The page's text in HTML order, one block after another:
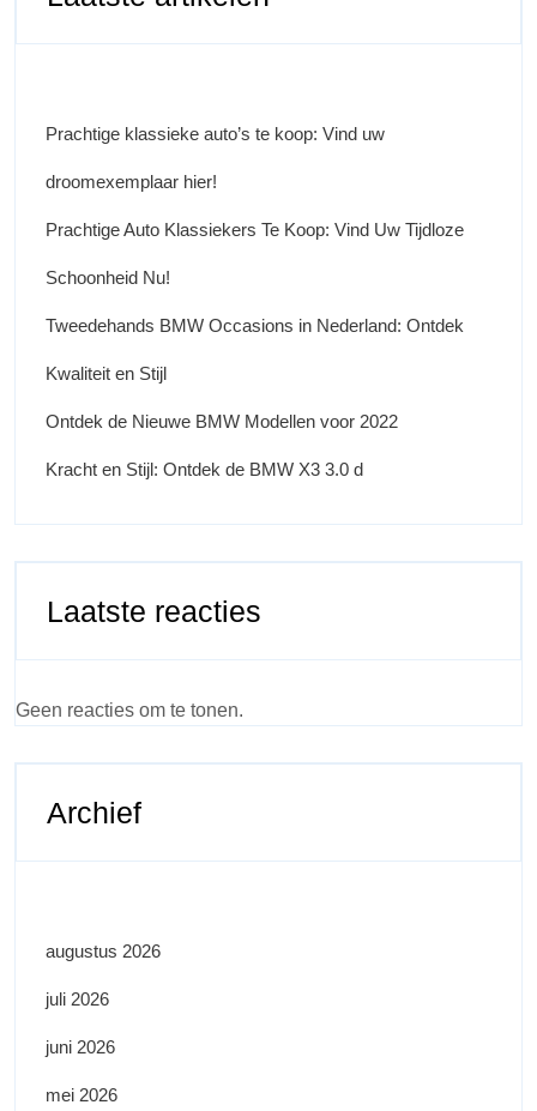
Prachtige klassieke auto’s te koop: Vind uw
droomexemplaar hier!
Prachtige Auto Klassiekers Te Koop: Vind Uw Tijdloze
Schoonheid Nu!
Tweedehands BMW Occasions in Nederland: Ontdek
Kwaliteit en Stijl
Ontdek de Nieuwe BMW Modellen voor 2022
Kracht en Stijl: Ontdek de BMW X3 3.0 d
Laatste reacties
Geen reacties om te tonen.
Archief
augustus 2026
juli 2026
juni 2026
mei 2026